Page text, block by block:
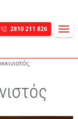
2810 211 826